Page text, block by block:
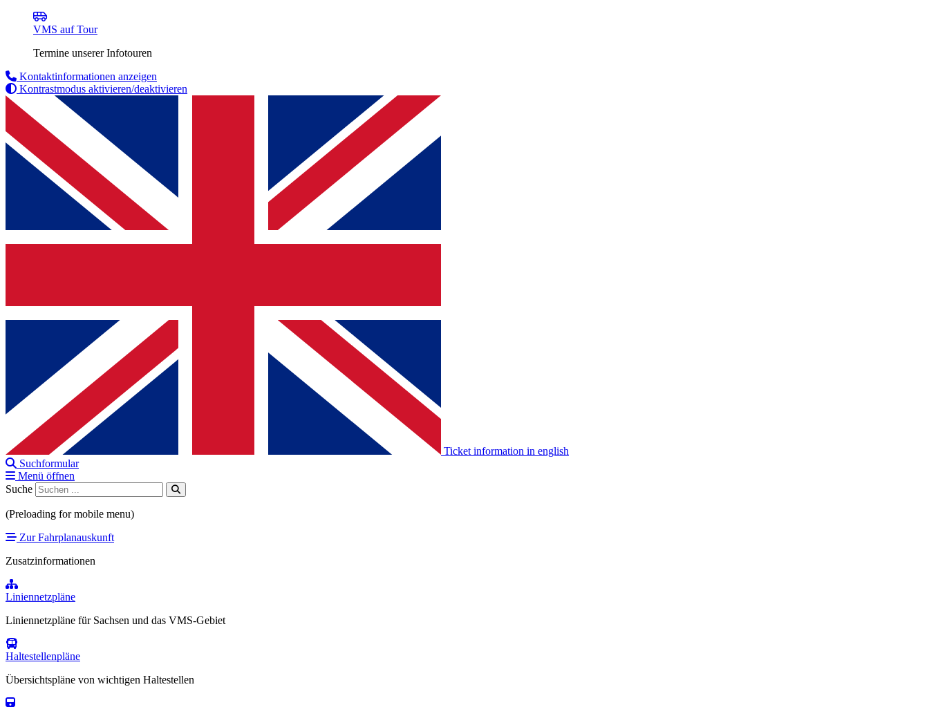
VMS auf Tour
Termine unserer Infotouren
Kontaktinformationen anzeigen
Kontrastmodus aktivieren/deaktivieren
Ticket information in english
Suchformular
Menü öffnen
Suche
(Preloading for mobile menu)
Zur Fahrplanauskunft
Zusatzinformationen
Liniennetzpläne
Liniennetzpläne für Sachsen und das VMS-Gebiet
Haltestellenpläne
Übersichtspläne von wichtigen Haltestellen